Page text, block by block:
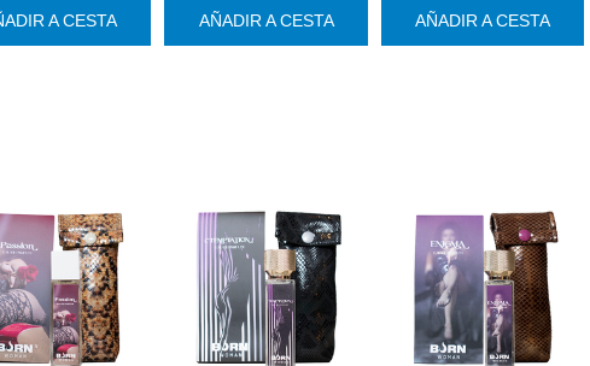
A CESTA AÑADIR A CESTA AÑADIR A CESTA